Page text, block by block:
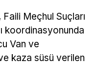
Faili Meçhul Suçları
koordinasyonunda
Van ve
kaza süsü verilen